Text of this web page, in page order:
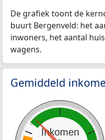
De grafiek toont de
buurt Bergenveld: het
inwoners, het aantal
wagens.
Gemiddeld
Inkomen